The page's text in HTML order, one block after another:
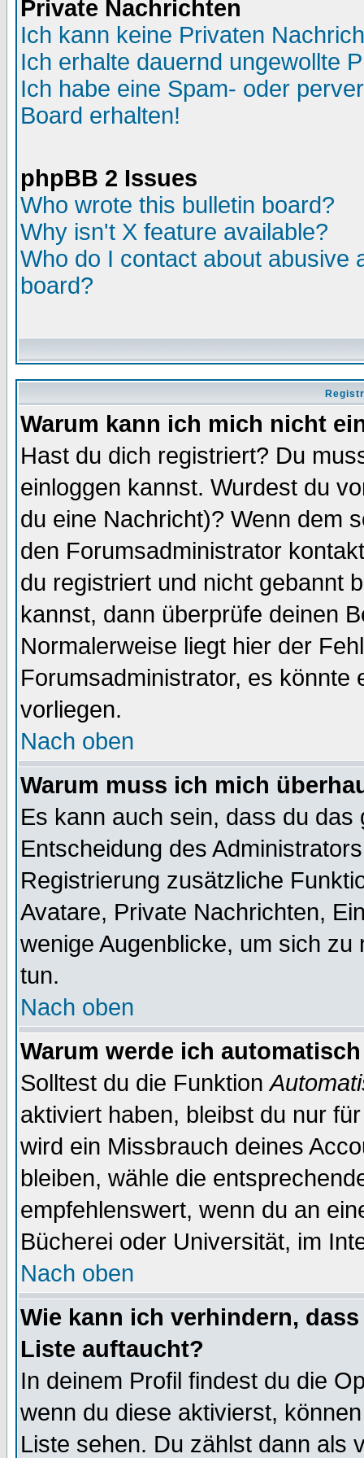
Private Nachrichten
Ich kann keine Privaten
Ich erhalte dauernd ungewollte
Ich habe eine Spam- oder
Board erhalten!
phpBB 2 Issues
Who wrote this bulletin board?
Why isn't X feature available?
Who do I contact about abusive
board?
Warum kann ich mich nicht
Hast du dich registriert? Du
einloggen kannst. Wurdest du
du eine Nachricht)? Wenn dem
den Forumsadministrator
du registriert und nicht gebannt
kannst, dann überprüfe deinen
Normalerweise liegt hier der
Forumsadministrator, es könnte
vorliegen.
Nach oben
Warum muss ich mich
Es kann auch sein, dass du
Entscheidung des
Registrierung zusätzliche
Avatare, Private Nachrichten,
wenige Augenblicke, um sich
tun.
Nach oben
Warum werde ich
Solltest du die Funktion
aktiviert haben, bleibst du nur
wird ein Missbrauch deines
bleiben, wähle die
empfehlenswert, wenn du an
Bücherei oder Universität, im
Nach oben
Wie kann ich verhindern,
Liste auftaucht?
In deinem Profil findest du die
wenn du diese aktivierst,
Liste sehen. Du zählst dann als